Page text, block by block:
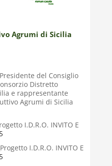
Agrumi di Sicilia
del Consiglio
Distretto
e rappresentante
Agrumi di Sicilia
I.D.R.O. INVITO E
I.D.R.O. INVITO E